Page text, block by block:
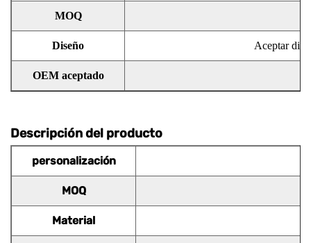
MOQ
Diseño Aceptar
OEM aceptado
Descripción del producto
personalización
MOQ
Material